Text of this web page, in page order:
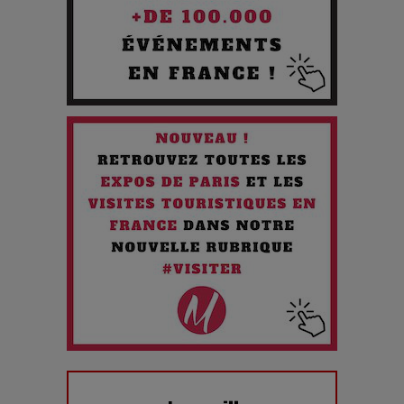
Quand l'Opéra Rencontre l'IA : Lola Volonakis, l'Artiste du
Paradoxe qui Chante le Futur
Chien 51 - Quand l’IA prend le pouvoir : une plongée dans un
Maïra Kerey, la “voix d’or du Kazakhstan”, célèbre ses 30
ans de carrière à la Salle Gaveau
Les dessous de la fast fashion : un désastre écologique en
7 Techniques Secrètes des Photographes de Stars